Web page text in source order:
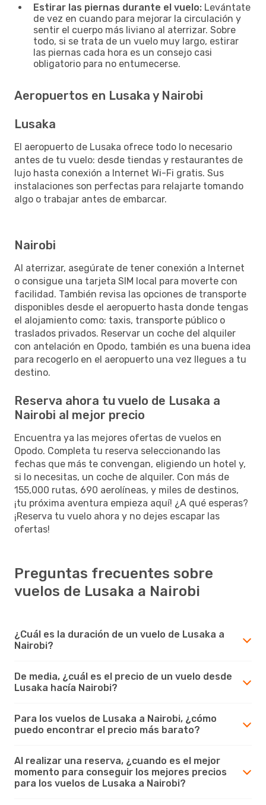
Estirar las piernas durante el vuelo: Levántate
de vez en cuando para mejorar la circulación y
sentir el cuerpo más liviano al aterrizar. Sobre
todo, si se trata de un vuelo muy largo, estirar
las piernas cada hora es un consejo casi
obligatorio para no entumecerse.
Aeropuertos en Lusaka y Nairobi
Lusaka
El aeropuerto de Lusaka ofrece todo lo necesario
antes de tu vuelo: desde tiendas y restaurantes de
lujo hasta conexión a Internet Wi-Fi gratis. Sus
instalaciones son perfectas para relajarte tomando
algo o trabajar antes de embarcar.
Nairobi
Al aterrizar, asegúrate de tener conexión a Internet
o consigue una tarjeta SIM local para moverte con
facilidad. También revisa las opciones de transporte
disponibles desde el aeropuerto hasta donde tengas
el alojamiento como: taxis, transporte público o
traslados privados. Reservar un coche del alquiler
con antelación en Opodo, también es una buena idea
para recogerlo en el aeropuerto una vez llegues a tu
destino.
Reserva ahora tu vuelo de Lusaka a
Nairobi al mejor precio
Encuentra ya las mejores ofertas de vuelos en
Opodo. Completa tu reserva seleccionando las
fechas que más te convengan, eligiendo un hotel y,
si lo necesitas, un coche de alquiler. Con más de
155,000 rutas, 690 aerolíneas, y miles de destinos,
¡tu próxima aventura empieza aquí! ¿A qué esperas?
¡Reserva tu vuelo ahora y no dejes escapar las
ofertas!
Preguntas frecuentes sobre
vuelos de Lusaka a Nairobi
¿Cuál es la duración de un vuelo de Lusaka a
Nairobi?
De media, ¿cuál es el precio de un vuelo desde
Lusaka hacía Nairobi?
Para los vuelos de Lusaka a Nairobi, ¿cómo
puedo encontrar el precio más barato?
Al realizar una reserva, ¿cuando es el mejor
momento para conseguir los mejores precios
para los vuelos de Lusaka a Nairobi?